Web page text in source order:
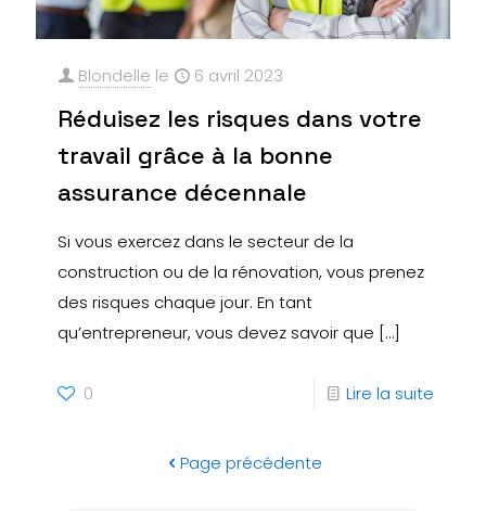
Blondelle le 6 avril 2023
Réduisez les risques dans votre
travail grâce à la bonne
assurance décennale
Si vous exercez dans le secteur de la
construction ou de la rénovation, vous prenez
des risques chaque jour. En tant
qu’entrepreneur, vous devez savoir que […]
0 Lire la suite
Page précédente